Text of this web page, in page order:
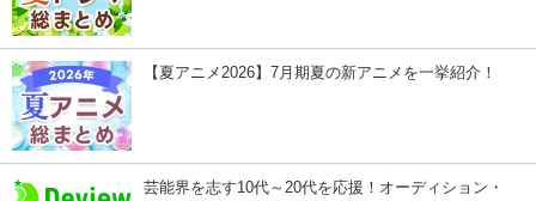
【夏アニメ2026】7月期夏の新アニメを一挙紹介！
芸能界を志す10代～20代を応援！オーディション・